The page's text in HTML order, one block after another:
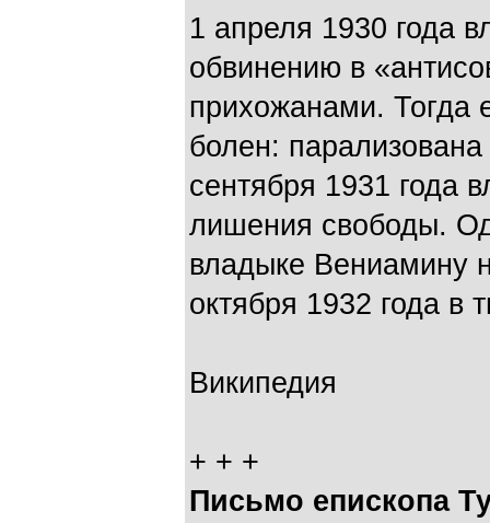
1 апреля 1930 года
обвинению в
прихожанами. Тогда
болен:
сентября 1931 года
лишения свободы.
владыке Вениамину
октября 1932 года в
Википедия
+ + +
Письмо епископа